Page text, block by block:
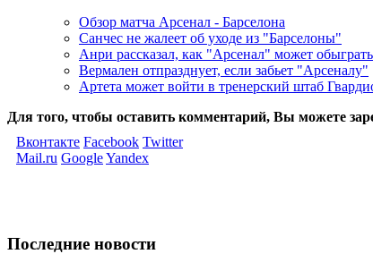
Обзор матча Арсенал - Барселона
Санчес не жалеет об уходе из "Барселоны"
Анри рассказал, как "Арсенал" может
Вермален отпразднует, если забьет "Арсеналу"
Артета может войти в тренерский штаб
Для того, чтобы оставить комментарий, Вы можете
Вконтакте Facebook Twitter
Mail.ru GoogleYandex
Последние новости